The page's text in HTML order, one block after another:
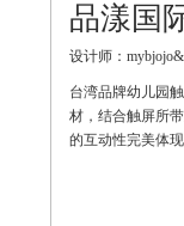
品漾国
设计师：
台湾品牌幼儿园
材，结合触屏所
的互动性完美体现